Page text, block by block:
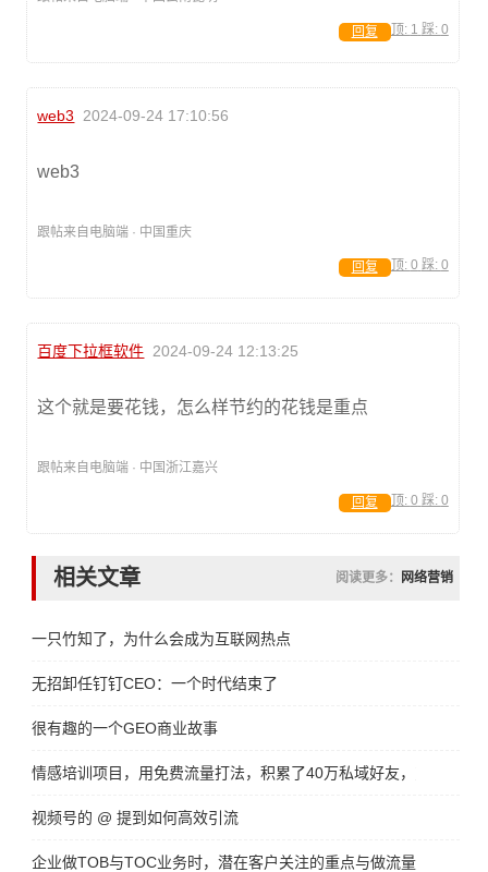
顶: 1 踩: 0
回复
web3 2024-09-24 17:10:56
web3
跟帖来自电脑端 · 中国重庆
顶: 0 踩: 0
回复
百度下拉框软件 2024-09-24 12:13:25
这个就是要花钱，怎么样节约的花钱是重点
跟帖来自电脑端 · 中国浙江嘉兴
顶: 0 踩: 0
回复
相关文章 阅读更多： 网络营销
一只竹知了，为什么会成为互联网热点
无招卸任钉钉CEO：一个时代结束了
很有趣的一个GEO商业故事
情感培训项目，用免费流量打法，积累了40万私域好友，变现了
视频号的 @ 提到如何高效引流
企业做TOB与TOC业务时，潜在客户关注的重点与做流量增长方法